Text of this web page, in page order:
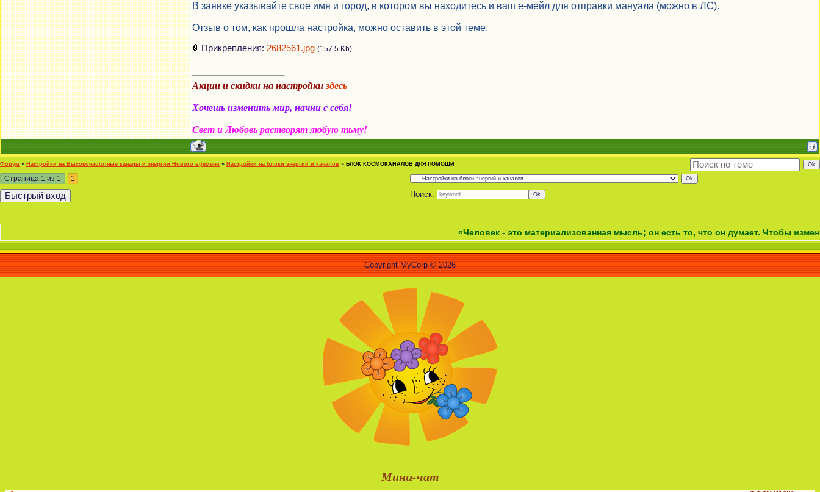
В заявке указывайте свое имя и город, в котором вы находитесь и ваш е-мейл для отправки мануала (можно в ЛС).
Отзыв о том, как прошла настройка, можно оставить в этой теме.
Прикрепления: 2682561.jpg (157.5 Kb)
Акции и скидки на настройки здесь
Хочешь изменить мир, начни с себя!
Свет и Любовь растворят любую тьму!
Форум » Настройки на Высокочастотные каналы и энергии Нового времени » Настройки на блоки энергий и каналов » БЛОК КОСМОКАНАЛОВ ДЛЯ ПОМОЩИ
Страница 1 из 1 1
Поиск:
«Человек - это материализованная мысль; он есть то, что он думает. Чтобы изменить
Copyright MyCorp © 2026
Мини-чат